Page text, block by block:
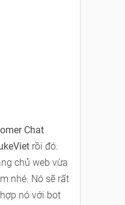
Chat
rồi đó.
chủ web vừa
nhé. Nó sẽ rất
nó với bot